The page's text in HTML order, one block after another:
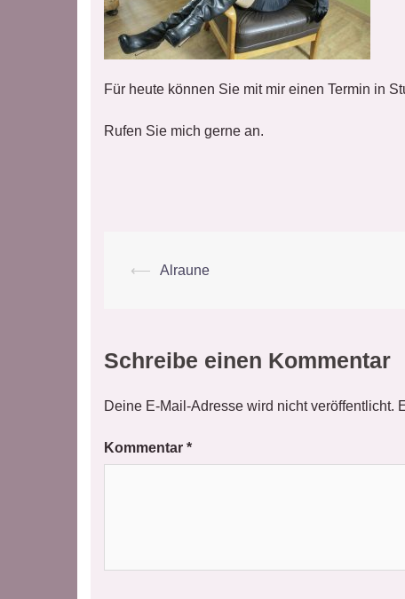
Für heute können Sie mit mir einen Termin in
Rufen Sie mich gerne an.
Beitrags-
⟵ Alraune
Schreibe einen Kommentar
Deine E-Mail-Adresse wird nicht veröffentlicht.
Kommentar *